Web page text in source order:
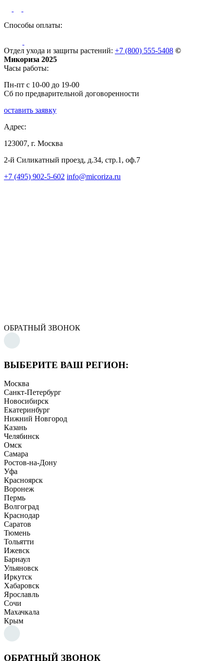
Способы оплаты:
Отдел ухода и защиты растений: +7 (800) 555-5408 ©
Микориза 2025
Часы работы:
Пн-пт с 10-00 до 19-00
Сб по предварительной договоренности
оставить заявку
Адрес:
123007, г. Москва
2-й Силикатный проезд, д.34, стр.1, оф.7
+7 (495) 902-5-602 info@micoriza.ru
ОБРАТНЫЙ ЗВОНОК
ВЫБЕРИТЕ ВАШ РЕГИОН:
Москва
Санкт-Петербург
Новосибирск
Екатеринбург
Нижний Новгород
Казань
Челябинск
Омск
Самара
Ростов-на-Дону
Уфа
Красноярск
Воронеж
Пермь
Волгоград
Краснодар
Саратов
Тюмень
Тольятти
Ижевск
Барнаул
Ульяновск
Иркутск
Хабаровск
Ярославль
Сочи
Махачкала
Крым
ОБРАТНЫЙ ЗВОНОК